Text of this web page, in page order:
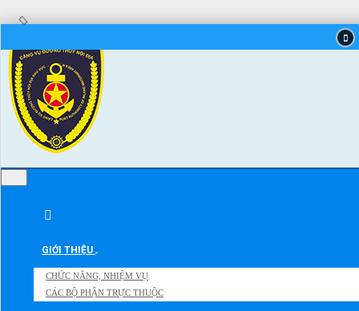
GIỚI THIỆU
CHỨC NĂNG, NHIỆM VỤ
CÁC BỘ PHẬN TRỰC THUỘC